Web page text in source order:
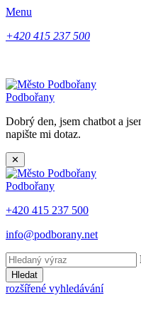
Menu
+420 415 237 500
Podbořany
Dobrý den, jsem chatbot a
napište mi dotaz.
✕
Podbořany
+420 415 237 500
info@podborany.net
Hledat
rozšířené vyhledávání